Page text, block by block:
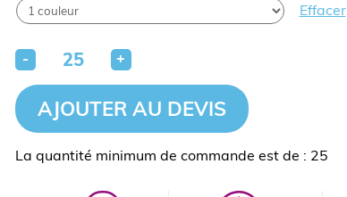
Effacer
- +
AJOUTER AU DEVIS
La quantité minimum de commande est de : 25